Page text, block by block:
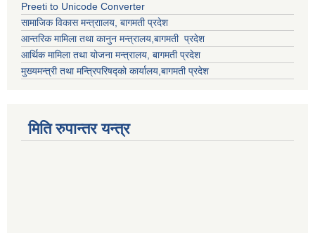
Preeti to Unicode Converter
सामाजिक विकास मन्त्राालय, बागमती प्रदेश
आन्तरिक मामिला तथा कानुन मन्त्रालय,बागमती प्रदेश
आर्थिक मामिला तथा योजना मन्त्रालय, बागमती प्रदेश
मुख्यमन्त्री तथा मन्त्रिपरिषद्को कार्यालय,बागमती प्रदेश
मिति रुपान्तर यन्त्र